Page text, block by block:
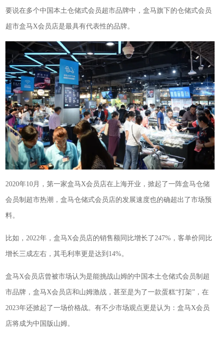
要说在多个中国本土仓储式会员超市品牌中，盒马旗下的仓储式会员
超市盒马X会员店是最具有代表性的品牌。
2020年10月，第一家盒马X会员店在上海开业，掀起了一阵盒马仓储
会员制超市热潮，盒马仓储式会员店的发展速度也的确超出了市场预
料。
比如，2022年，盒马X会员店的销售额同比增长了247%，客单价同比
增长三成左右，其毛利率更是达到14%。
盒马X会员店曾被市场认为是能挑战山姆的中国本土仓储式会员制超
市品牌，盒马X会员店和山姆激战，甚至是为了一款蛋糕“打架”，在
2023年还掀起了一场价格战。有不少市场观点更是认为：盒马X会员
店将成为中国版山姆。